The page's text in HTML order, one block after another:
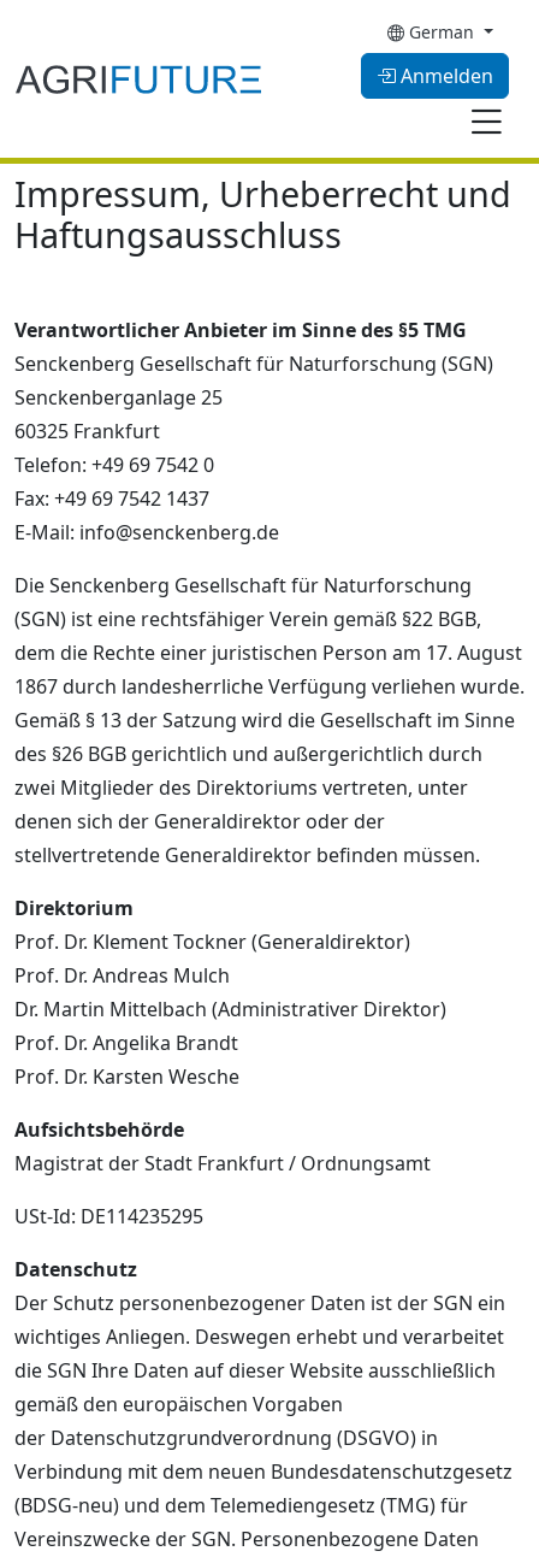
German
Anmelden
Impressum, Urheberrecht und
Haftungsausschluss
Verantwortlicher Anbieter im Sinne des §5 TMG
Senckenberg Gesellschaft für Naturforschung (SGN)
Senckenberganlage 25
60325 Frankfurt
Telefon: +49 69 7542 0
Fax: +49 69 7542 1437
E-Mail: info@senckenberg.de
Die Senckenberg Gesellschaft für Naturforschung
(SGN) ist eine rechtsfähiger Verein gemäß §22 BGB,
dem die Rechte einer juristischen Person am 17. August
1867 durch landesherrliche Verfügung verliehen wurde.
Gemäß § 13 der Satzung wird die Gesellschaft im Sinne
des §26 BGB gerichtlich und außergerichtlich durch
zwei Mitglieder des Direktoriums vertreten, unter
denen sich der Generaldirektor oder der
stellvertretende Generaldirektor befinden müssen.
Direktorium
Prof. Dr. Klement Tockner (Generaldirektor)
Prof. Dr. Andreas Mulch
Dr. Martin Mittelbach (Administrativer Direktor)
Prof. Dr. Angelika Brandt
Prof. Dr. Karsten Wesche
Aufsichtsbehörde
Magistrat der Stadt Frankfurt / Ordnungsamt
USt-Id: DE114235295
Datenschutz
Der Schutz personenbezogener Daten ist der SGN ein
wichtiges Anliegen. Deswegen erhebt und verarbeitet
die SGN Ihre Daten auf dieser Website ausschließlich
gemäß den europäischen Vorgaben
der Datenschutzgrundverordnung (DSGVO) in
Verbindung mit dem neuen Bundesdatenschutzgesetz
(BDSG-neu) und dem Telemediengesetz (TMG) für
Vereinszwecke der SGN. Personenbezogene Daten